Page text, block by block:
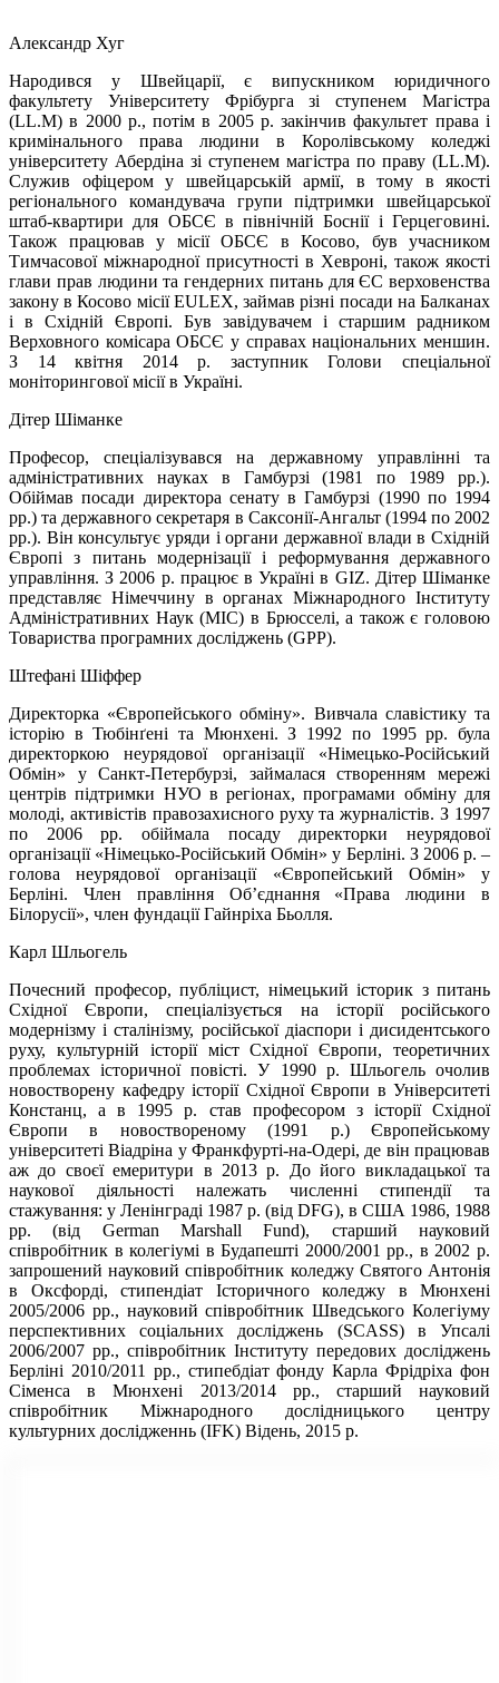
Александр Хуг
Народився у Швейцарії, є випускником юридичного
факультету Університету Фрібурга зі ступенем Магістра
(LL.M) в 2000 р., потім в 2005 р. закінчив факультет права і
кримінального права людини в Королівському коледжі
університету Абердіна зі ступенем магістра по праву (LL.M).
Служив офіцером у швейцарській армії, в тому в якості
регіонального командувача групи підтримки швейцарської
штаб-квартири для ОБСЄ в північній Боснії і Герцеговині.
Також працював у місії ОБСЄ в Косово, був учасником
Тимчасової міжнародної присутності в Хевроні, також якості
глави прав людини та гендерних питань для ЄС верховенства
закону в Косово місії EULEX, займав різні посади на Балканах
і в Східній Європі. Був завідувачем і старшим радником
Верховного комісара ОБСЄ у справах національних меншин.
З 14 квітня 2014 р. заступник Голови спеціальної
моніторингової місії в Україні.
Дітер Шіманке
Професор, спеціалізувався на державному управлінні та
адміністративних науках в Гамбурзі (1981 по 1989 рр.).
Обіймав посади директора сенату в Гамбурзі (1990 по 1994
рр.) та державного секретаря в Саксонії-Ангальт (1994 по 2002
рр.). Він консультує уряди і органи державної влади в Східній
Європі з питань модернізації і реформування державного
управління. З 2006 р. працює в Україні в GIZ. Дітер Шіманке
представляє Німеччину в органах Міжнародного Інституту
Адміністративних Наук (МІС) в Брюсселі, а також є головою
Товариства програмних досліджень (GPP).
Штефані Шіффер
Директорка «Європейського обміну». Вивчала славістику та
історію в Тюбінґені та Мюнхені. З 1992 по 1995 рр. була
директоркою неурядової організації «Німецько-Російський
Обмін» у Санкт-Петербурзі, займалася створенням мережі
центрів підтримки НУО в регіонах, програмами обміну для
молоді, активістів правозахисного руху та журналістів. З 1997
по 2006 рр. обіймала посаду директорки неурядової
організації «Німецько-Російський Обмін» у Берліні. З 2006 р. –
голова неурядової організації «Європейський Обмін» у
Берліні. Член правління Об’єднання «Права людини в
Білорусії», член фундації Гайнріха Бьолля.
Карл Шльогель
Почесний професор, публіцист, німецький історик з питань
Східної Європи, спеціалізується на історії російського
модернізму і сталінізму, російської діаспори і дисидентського
руху, культурній історії міст Східної Європи, теоретичних
проблемах історичної повісті. У 1990 р. Шльогель очолив
новостворену кафедру історії Східної Європи в Університеті
Констанц, а в 1995 р. став професором з історії Східної
Європи в новоствореному (1991 р.) Європейському
університеті Віадріна у Франкфурті-на-Одері, де він працював
аж до своєї емеритури в 2013 р. До його викладацької та
наукової діяльності належать численні стипендії та
стажування: у Ленінграді 1987 р. (від DFG), в США 1986, 1988
рр. (від German Marshall Fund), старший науковий
співробітник в колегіумі в Будапешті 2000/2001 рр., в 2002 р.
запрошений науковий співробітник коледжу Святого Антонія
в Оксфорді, стипендіат Історичного коледжу в Мюнхені
2005/2006 рр., науковий співробітник Шведського Колегіуму
перспективних соціальних досліджень (SCASS) в Упсалі
2006/2007 рр., співробітник Інституту передових досліджень
Берліні 2010/2011 рр., стипебдіат фонду Карла Фрідріха фон
Сіменса в Мюнхені 2013/2014 рр., старший науковий
співробітник Міжнародного дослідницького центру
культурних дослідженнь (IFK) Відень, 2015 р.